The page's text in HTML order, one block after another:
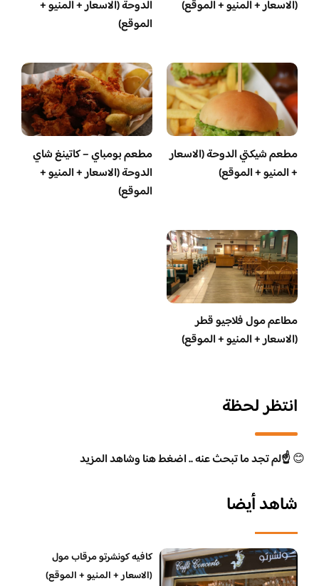
(الاسعار + المنيو + الموقع)
الدوحة (الاسعار + المنيو +
الموقع)
مطعم شيكتي الدوحة (الاسعار
+ المنيو + الموقع)
مطعم بومباي – كاتينغ شاي
الدوحة (الاسعار + المنيو +
الموقع)
مطاعم مول فلاجيو قطر
(الاسعار + المنيو + الموقع)
انتظر لحظة
😊☝️لم تجد ما تبحث عنه .. اضغط هنا وشاهد المزيد
شاهد أيضا
كافيه كونشرتو مرقاب مول
(الاسعار + المنيو + الموقع)